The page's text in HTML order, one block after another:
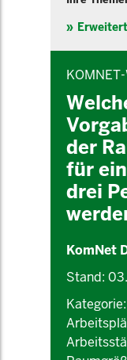
der
für
drei
KomNet
Stand: